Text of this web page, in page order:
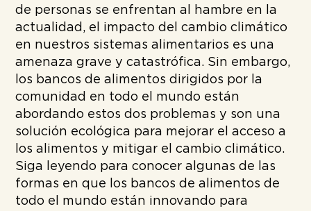
de personas se enfrentan al hambre en la
actualidad, el impacto del cambio climático
en nuestros sistemas alimentarios es una
amenaza grave y catastrófica. Sin embargo,
los bancos de alimentos dirigidos por la
comunidad en todo el mundo están
abordando estos dos problemas y son una
solución ecológica para mejorar el acceso a
los alimentos y mitigar el cambio climático.
Siga leyendo para conocer algunas de las
formas en que los bancos de alimentos de
todo el mundo están innovando para